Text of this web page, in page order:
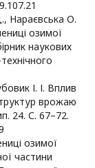
Нараєвська О.
озимої
наукових
І. І. Вплив
врожаю
24. С. 67–72.
озимої
частини